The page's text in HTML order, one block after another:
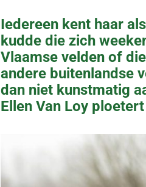
Iedereen kent haar
kudde die zich
Vlaamse velden of
andere buitenlandse
dan niet kunstmatig
Ellen Van Loy